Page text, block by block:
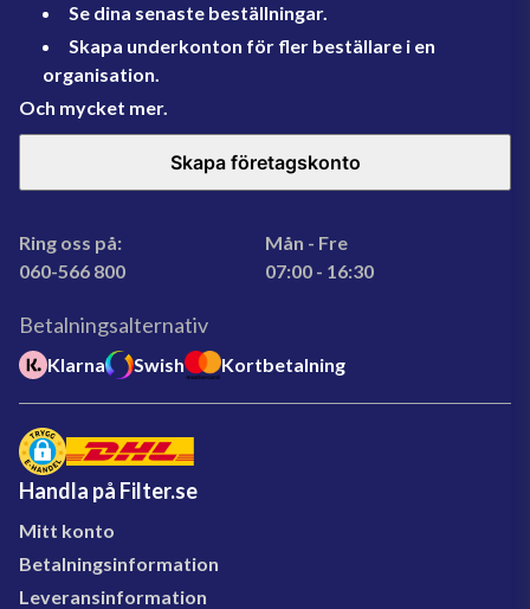
Se dina senaste beställningar.
Skapa underkonton för fler beställare i en
organisation.
Och mycket mer.
Skapa företagskonto
Ring oss på:
060-566 800
Mån - Fre
07:00 - 16:30
Betalningsalternativ
Klarna Swish Kortbetalning
Handla på Filter.se
Mitt konto
Betalningsinformation
Leveransinformation